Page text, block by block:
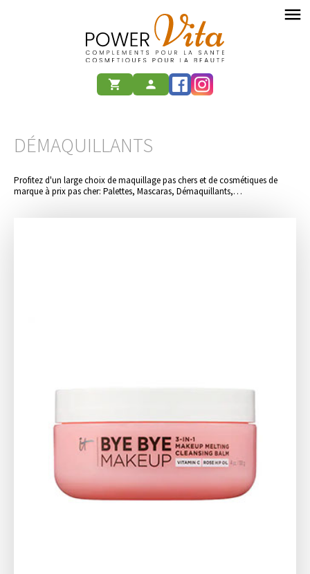
menu
shopping_cart person
DÉMAQUILLANTS
Profitez d'un large choix de maquillage pas chers et de cosmétiques de
marque à prix pas cher: Palettes, Mascaras, Démaquillants,…